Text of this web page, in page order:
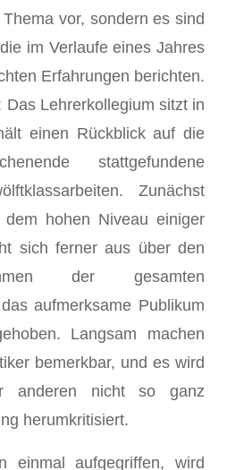
vor, sondern es sind
im Verlaufe eines Jahres
Erfahrungen berichten.
Lehrerkollegium sitzt in
einen Rückblick auf die
stattgefundene
Zunächst
hohen Niveau einiger
sich ferner aus über den
der gesamten
aufmerksame Publikum
Langsam machen
bemerkbar, und es wird
anderen nicht so ganz
herumkritisiert.
einmal aufgegriffen, wird